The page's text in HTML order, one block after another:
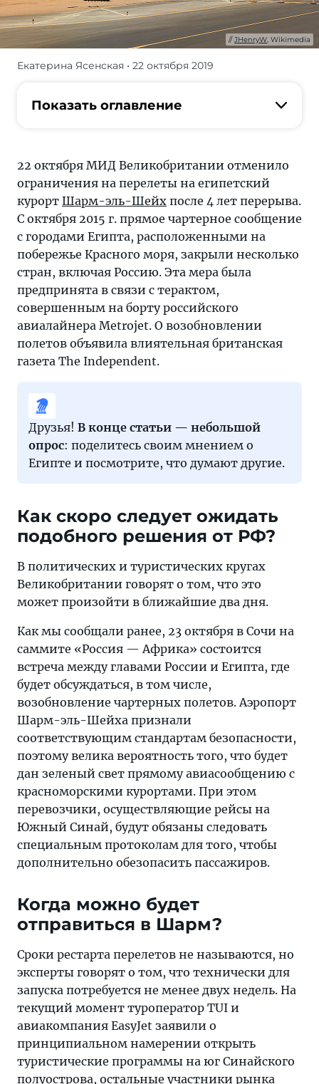
JHenryW, Wikimedia
Аэропорт
эль-
соответствующим
стандартам
безопасности,
поэтому
вероятность
того,
что
будет
красноморскими
курортами.
При
осуществляющие
рейсы
Южный
Синай,
будут
следовать
специальным
протоколам
для
того,
чтобы
дополнительно
обезопасить
пассажиров.
Екатерина Ясенская • 22 октября 2019
Показать оглавление
22 октября МИД Великобритании отменило
ограничения на перелеты на египетский
курорт Шарм-эль-Шейх после 4 лет перерыва.
С октября 2015 г. прямое чартерное сообщение
с городами Египта, расположенными на
побережье Красного моря, закрыли несколько
стран, включая Россию. Эта мера была
предпринята в связи с терактом,
совершенным на борту российского
авиалайнера Metrojet. О возобновлении
полетов объявила влиятельная британская
газета The Independent.
Друзья! В конце статьи — небольшой
опрос: поделитесь своим мнением о
Египте и посмотрите, что думают другие.
Как скоро следует ожидать
подобного решения от РФ?
В политических и туристических кругах
Великобритании говорят о том, что это
может произойти в ближайшие два дня.
Как мы сообщали ранее, 23 октября в Сочи на
саммите «Россия — Африка» состоится
встреча между главами России и Египта, где
будет обсуждаться, в том числе,
возобновление чартерных полетов. Аэропорт
Шарм-эль-Шейха признали
соответствующим стандартам безопасности,
поэтому велика вероятность того, что будет
дан зеленый свет прямому авиасообщению с
красноморскими курортами. При этом
перевозчики, осуществляющие рейсы на
Южный Синай, будут обязаны следовать
специальным протоколам для того, чтобы
дополнительно обезопасить пассажиров.
Когда можно будет
отправиться в Шарм?
Сроки рестарта перелетов не называются, но
эксперты говорят о том, что технически для
запуска потребуется не менее двух недель. На
текущий момент туроператор TUI и
авиакомпания EasyJet заявили о
принципиальном намерении открыть
туристические программы на юг Синайского
полуострова, остальные участники рынка